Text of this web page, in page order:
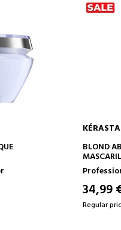
BLOND
34,99
Regular